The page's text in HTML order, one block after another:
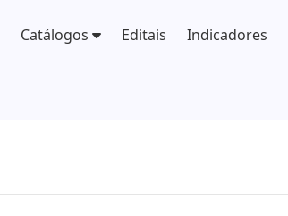
Catálogos Editais Indicadores